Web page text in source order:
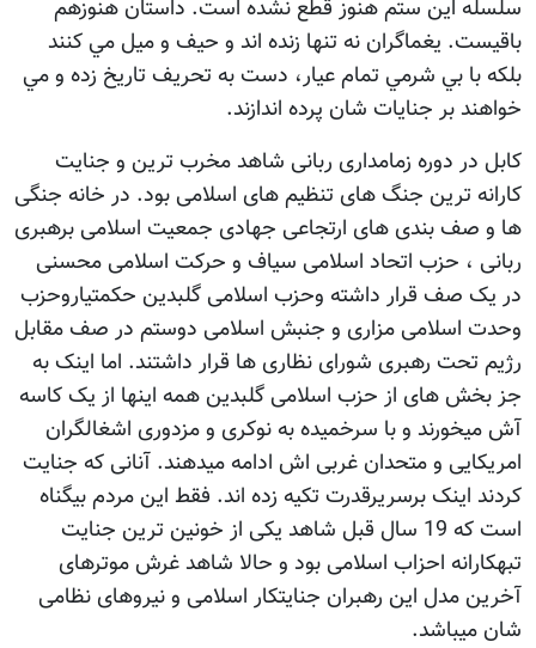
سلسله اين ستم هنوز قطع نشده است. داستان هنوزهم
باقيست. يغماگران نه تنها زنده اند و حيف و ميل مي كنند
بلكه با بي شرمي تمام عيار، دست به تحريف تاريخ زده و مي
خواهند بر جنايات شان پرده اندازند.
کابل در دوره زمامداری ربانی شاهد مخرب ترین و جنایت
کارانه ترین جنگ های تنظیم های اسلامی بود. در خانه جنگی
ها و صف بندی های ارتجاعی جهادی جمعیت اسلامی برهبری
ربانی ، حزب اتحاد اسلامی سیاف و حرکت اسلامی محسنی
در یک صف قرار داشته وحزب اسلامی گلبدین حکمتیاروحزب
وحدت اسلامی مزاری و جنبش اسلامی دوستم در صف مقابل
رژیم تحت رهبری شورای نظاری ها قرار داشتند. اما اینک به
جز بخش های از حزب اسلامی گلبدین همه اینها از یک کاسه
آش میخورند و با سرخمیده به نوکری و مزدوری اشغالگران
امریکایی و متحدان غربی اش ادامه میدهند. آنانی که جنایت
کردند اینک برسریرقدرت تکیه زده اند. فقط این مردم بیگناه
است که 19 سال قبل شاهد یکی از خونین ترین جنایت
تبهکارانه احزاب اسلامی بود و حالا شاهد غرش موترهای
آخرین مدل این رهبران جنایتکار اسلامی و نیروهای نظامی
شان میباشد.